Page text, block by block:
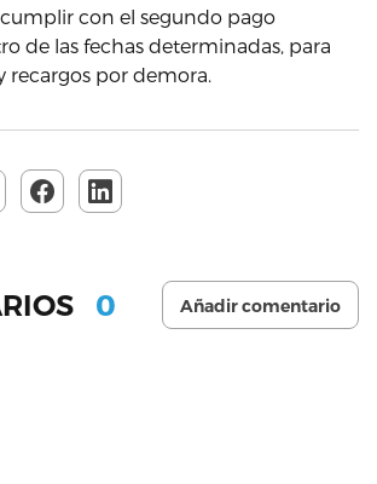
con el segundo pago
de las fechas determinadas, para
recargos por demora.
0 Añadir comentario